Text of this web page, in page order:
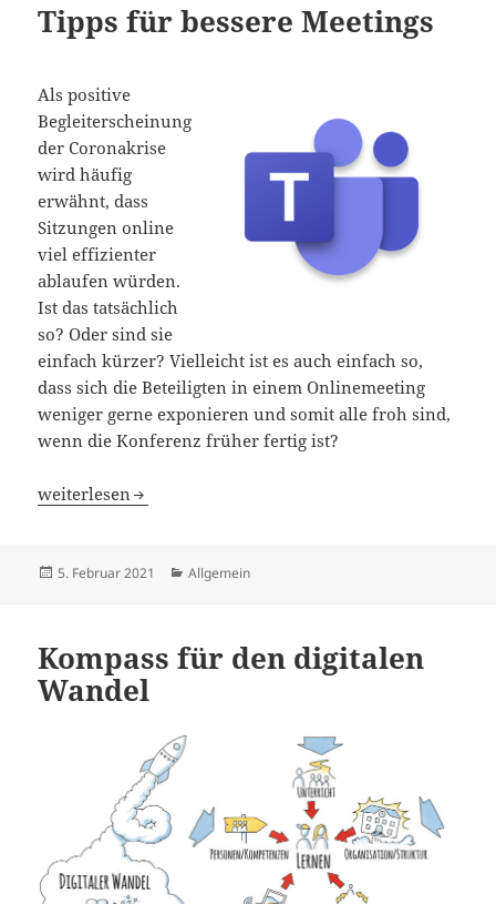
Tipps für bessere Meetings
Als positive
Begleiterscheinung
der Coronakrise
wird häufig
erwähnt, dass
Sitzungen online
viel effizienter
ablaufen würden.
Ist das tatsächlich
so? Oder sind sie
einfach kürzer? Vielleicht ist es auch einfach so,
dass sich die Beteiligten in einem Onlinemeeting
weniger gerne exponieren und somit alle froh sind,
wenn die Konferenz früher fertig ist?
Tipps für bessere Meetings
weiterlesen
Veröffentlicht
5. Februar 2021 Kategorien
Allgemein
Kompass für den digitalen
Wandel